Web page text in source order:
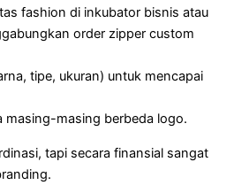
fashion di inkubator bisnis atau
order zipper custom
tipe, ukuran) untuk mencapai
masing-masing berbeda logo.
tapi secara finansial sangat